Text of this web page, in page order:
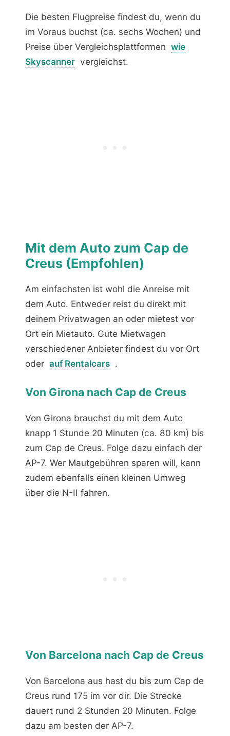
Die besten Flugpreise findest du, wenn du
im Voraus buchst (ca. sechs Wochen) und
Preise über Vergleichsplattformen wie
Skyscanner vergleichst.
Mit dem Auto zum Cap de
Creus (Empfohlen)
Am einfachsten ist wohl die Anreise mit
dem Auto. Entweder reist du direkt mit
deinem Privatwagen an oder mietest vor
Ort ein Mietauto. Gute Mietwagen
verschiedener Anbieter findest du vor Ort
oder auf Rentalcars .
Von Girona nach Cap de Creus
Von Girona brauchst du mit dem Auto
knapp 1 Stunde 20 Minuten (ca. 80 km) bis
zum Cap de Creus. Folge dazu einfach der
AP-7. Wer Mautgebühren sparen will, kann
zudem ebenfalls einen kleinen Umweg
über die N-II fahren.
Von Barcelona nach Cap de Creus
Von Barcelona aus hast du bis zum Cap de
Creus rund 175 im vor dir. Die Strecke
dauert rund 2 Stunden 20 Minuten. Folge
dazu am besten der AP-7.